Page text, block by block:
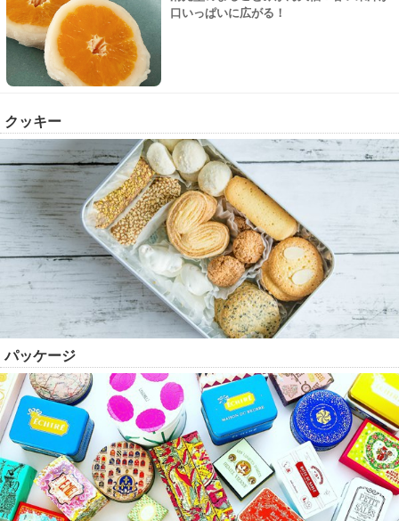
口いっぱいに広がる！
クッキー
パッケージ